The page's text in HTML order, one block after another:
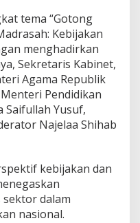
tema “Gotong
Kebijakan
menghadirkan
Sekretaris Kabinet,
Agama Republik
Pendidikan
Saifullah Yusuf,
Najelaa Shihab
kebijakan dan
dalam
nasional.